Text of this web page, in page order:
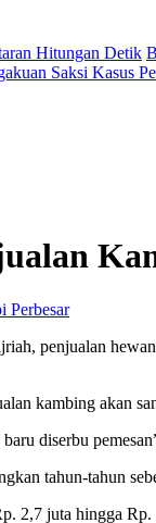
Hitungan Detik
Saksi Kasus
Perbesar
penjualan
kambing akan
diserbu
tahun-tahun
2,7 juta hingga